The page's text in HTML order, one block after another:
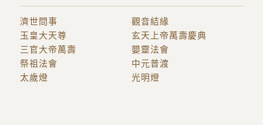
濟世問事
觀音結緣
玉皇大天尊
三官大帝萬壽
玄天上帝萬壽慶典
嬰靈法會
祭祖法會
中元普渡
太歲燈
光明燈